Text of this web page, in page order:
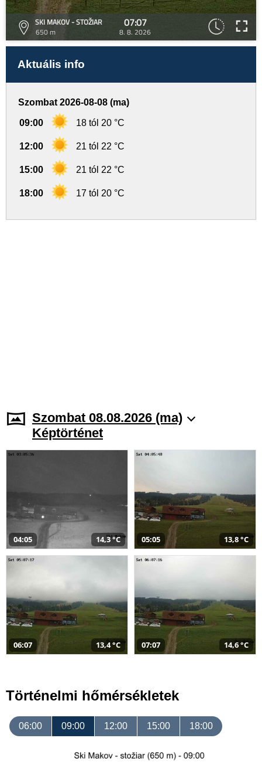
SKI MAKOV - STOŽIAR
650 m
07:07
8. 8. 2026
Aktuális info
Szombat 2026-08-08 (ma)
09:00 18 tól 20 °C
12:00 21 tól 22 °C
15:00 21 tól 22 °C
18:00 17 tól 20 °C
Szombat 08.08.2026 (ma)
Képtörténet
04:05 14,3 °C 05:05 13,8 °C
06:07 13,4 °C 07:07 14,6 °C
Történelmi hőmérsékletek
06:00 09:00 12:00 15:00 18:00